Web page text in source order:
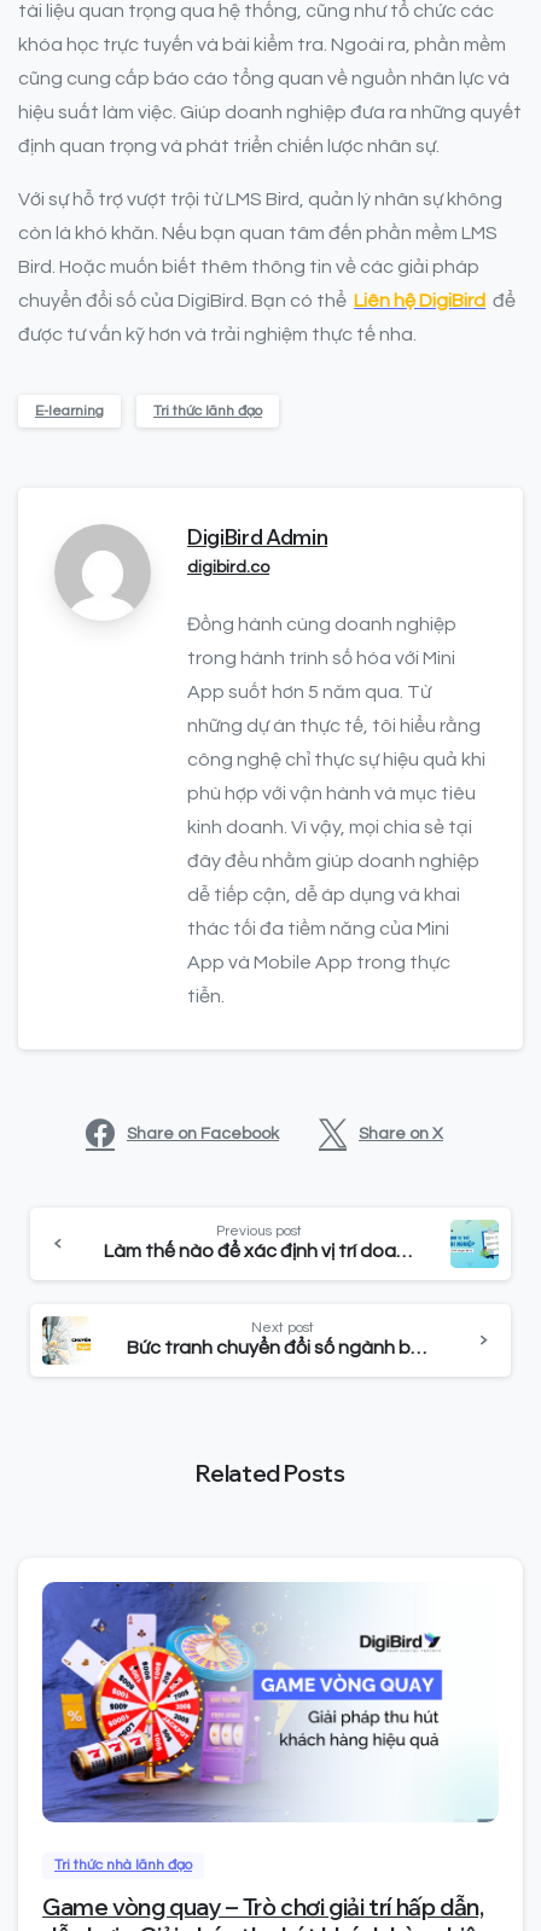
tài liệu quan trọng qua hệ thống, cũng như tổ chức các
khóa học trực tuyến và bài kiểm tra. Ngoài ra, phần mềm
cũng cung cấp báo cáo tổng quan về nguồn nhân lực và
hiệu suất làm việc. Giúp doanh nghiệp đưa ra những quyết
định quan trọng và phát triển chiến lược nhân sự.
Với sự hỗ trợ vượt trội từ LMS Bird, quản lý nhân sự không
còn là khó khăn. Nếu bạn quan tâm đến phần mềm LMS
Bird. Hoặc muốn biết thêm thông tin về các giải pháp
chuyển đổi số của DigiBird. Bạn có thể Liên hệ DigiBird để
được tư vấn kỹ hơn và trải nghiệm thực tế nha.
E-learning Tri thức lãnh đạo
DigiBird Admin
digibird.co
Đồng hành cùng doanh nghiệp
trong hành trình số hóa với Mini
App suốt hơn 5 năm qua. Từ
những dự án thực tế, tôi hiểu rằng
công nghệ chỉ thực sự hiệu quả khi
phù hợp với vận hành và mục tiêu
kinh doanh. Vì vậy, mọi chia sẻ tại
đây đều nhằm giúp doanh nghiệp
dễ tiếp cận, dễ áp dụng và khai
thác tối đa tiềm năng của Mini
App và Mobile App trong thực
tiễn.
Share on Facebook Share on X
Previous post
Làm thế nào để xác định vị trí doanh nghiệp trong quá trình chuyển đổi số?
Next post
Bức tranh chuyển đổi số ngành bán lẻ
Related Posts
Tri thức nhà lãnh đạo
Game vòng quay – Trò chơi giải trí hấp dẫn,